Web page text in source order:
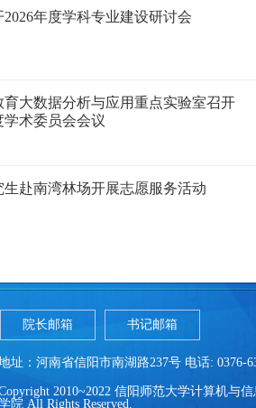
年度学科专业建设研讨会
育大数据分析与应用重点实验室召开
学术委员会会议
生赴南湾林场开展志愿服务活动
院长邮箱 书记邮箱
址：河南省信阳市南湖路237号 电话: 0376-
2010~2022 信阳师范大学计算机与
院 All Rights Reserved.